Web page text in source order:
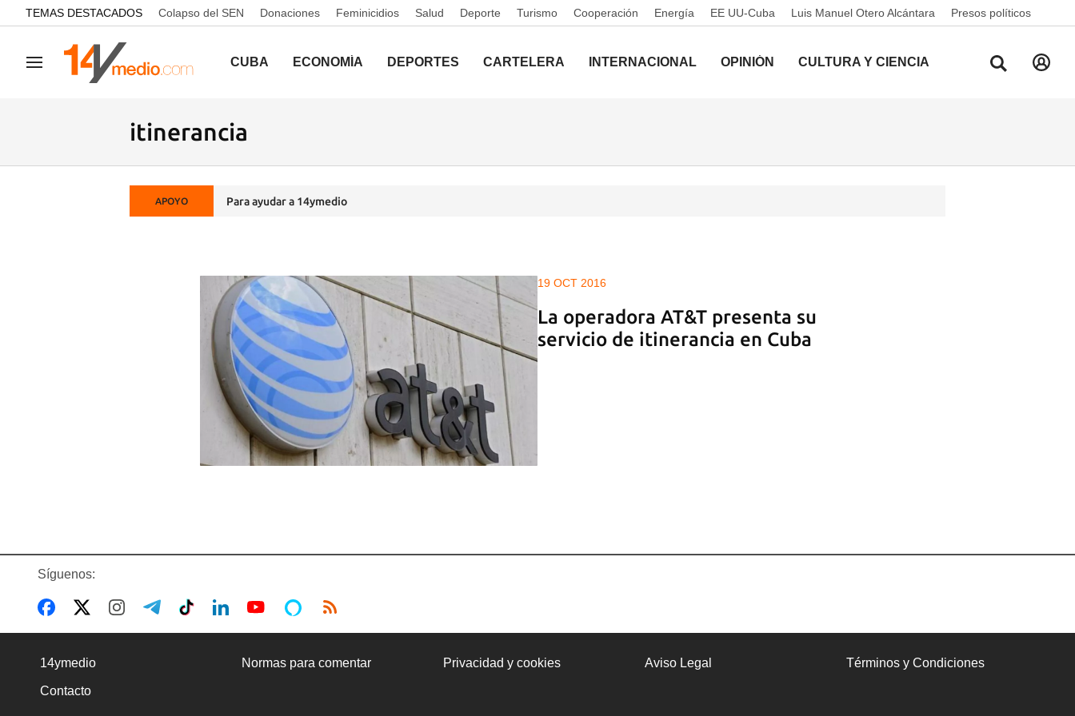
common.go-to-content
TEMAS DESTACADOS Colapso del SEN Donaciones Feminicidios Salud Deporte Turismo Cooperación Energía EE UU-Cuba Luis Manuel Otero Alcántara Presos políticos
Navegación CUBA ECONOMÍA DEPORTES CARTELERA INTERNACIONAL OPINIÓN CULTURA Y CIENCIA
itinerancia
APOYO Para ayudar a 14ymedio
19 OCT 2016
La operadora AT&T presenta su
servicio de itinerancia en Cuba
Síguenos:
14ymedio Normas para comentar Privacidad y cookies Aviso Legal Términos y Condiciones
Contacto